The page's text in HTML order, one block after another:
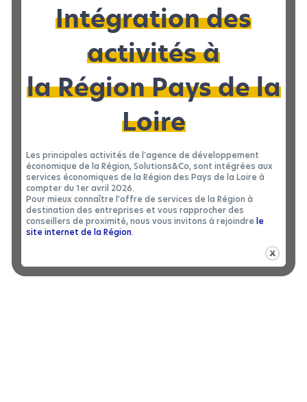
Revenir en arrière
Intégration des
activités à
la Région Pays de la
Loire
Les principales activités de l'agence de développement
économique de la Région, Solutions&Co, sont intégrées aux
services économiques de la Région des Pays de la Loire à
compter du 1er avril 2026.
Pour mieux connaître l’offre de services de la Région à
destination des entreprises et vous rapprocher des
conseillers de proximité, nous vous invitons à rejoindre le
site internet de la Région.